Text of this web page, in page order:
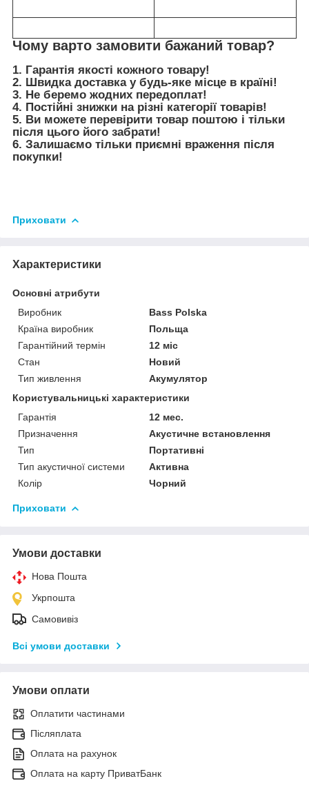
Чому варто замовити бажаний товар?
1. Гарантія якості кожного товару!
2. Швидка доставка у будь-яке місце в країні!
3. Не беремо жодних передоплат!
4. Постійні знижки на різні категорії товарів!
5. Ви можете перевірити товар поштою і тільки
після цього його забрати!
6. Залишаємо тільки приємні враження після
покупки!
Приховати
Характеристики
Основні атрибути
Виробник
Bass Polska
Країна виробник
Польща
Гарантійний термін
12 міс
Стан
Новий
Тип живлення
Акумулятор
Користувальницькі характеристики
Гарантія
12 мес.
Призначення
Акустичне встановлення
Тип
Портативні
Тип акустичної системи
Активна
Колір
Чорний
Приховати
Умови доставки
Нова Пошта
Укрпошта
Самовивіз
Всі умови доставки
Умови оплати
Оплатити частинами
Післяплата
Оплата на рахунок
Оплата на карту ПриватБанк